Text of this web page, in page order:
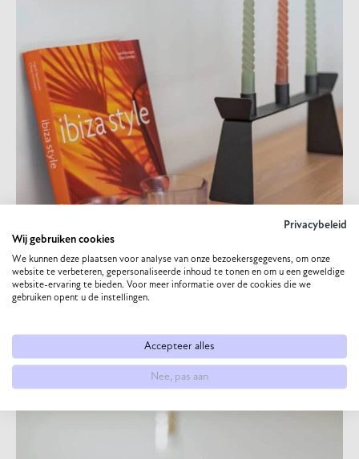
Privacybeleid
Wij gebruiken cookies
We kunnen deze plaatsen voor analyse van onze bezoekersgegevens, om onze
website te verbeteren, gepersonaliseerde inhoud te tonen en om u een geweldige
website-ervaring te bieden. Voor meer informatie over de cookies die we
gebruiken opent u de instellingen.
Accepteer alles
Nee, pas aan